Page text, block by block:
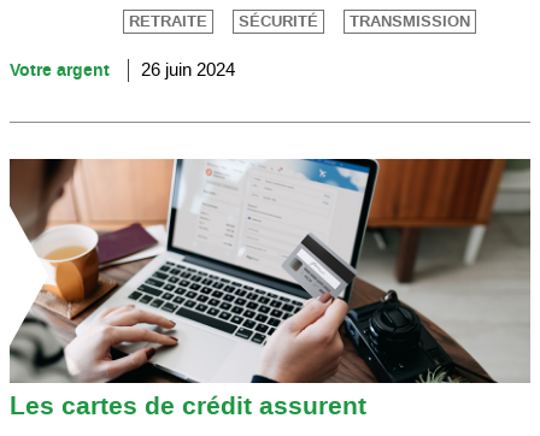
RETRAITE
SÉCURITÉ TRANSMISSION
Votre argent 26 juin 2024
Les cartes de crédit assurent